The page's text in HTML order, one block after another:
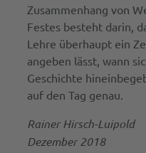
Zusammenhang von
Festes besteht darin,
Lehre überhaupt ein
angeben lässt, wann
Geschichte
auf den Tag genau.
Rainer Hirsch-Luipold
Dezember 2018